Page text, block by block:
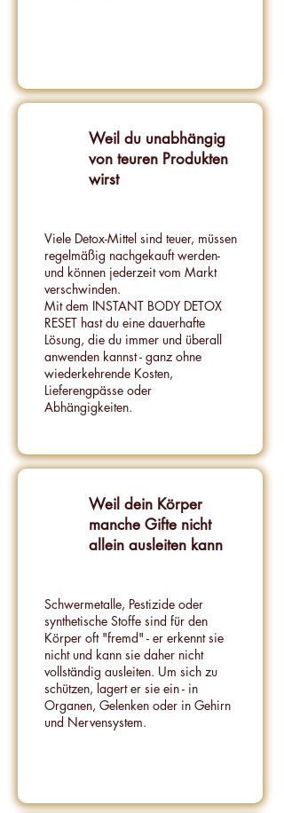
Weil du unabhängig
von teuren Produkten
wirst
Viele Detox-Mittel sind teuer, müssen
regelmäßig nachgekauft werden-
und können jederzeit vom Markt
verschwinden.
Mit dem INSTANT BODY DETOX
RESET hast du eine dauerhafte
Lösung, die du immer und überall
anwenden kannst - ganz ohne
wiederkehrende Kosten,
Lieferengpässe oder
Abhängigkeiten.
Weil dein Körper
manche Gifte nicht
allein ausleiten kann
Schwermetalle, Pestizide oder
synthetische Stoffe sind für den
Körper oft "fremd" - er erkennt sie
nicht und kann sie daher nicht
vollständig ausleiten. Um sich zu
schützen, lagert er sie ein - in
Organen, Gelenken oder in Gehirn
und Nervensystem.